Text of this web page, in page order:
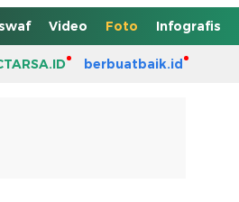
Video Foto Infografis
berbuatbaik.id